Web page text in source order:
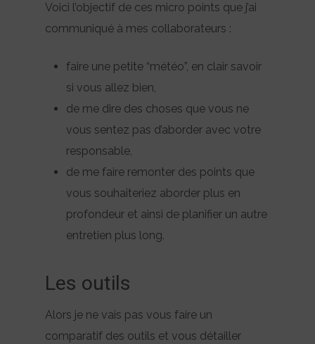
Voici l’objectif de ces micro points que j’ai
communiqué à mes collaborateurs :
faire une petite “météo”, en clair savoir
si vous allez bien,
de me dire des choses que vous ne
vous sentez pas d’aborder avec votre
responsable,
de me faire remonter des points que
vous souhaiteriez aborder plus en
profondeur et ainsi de planifier un autre
entretien plus long.
Les outils
Alors je ne vais pas vous faire un
comparatif des outils et vous détailler